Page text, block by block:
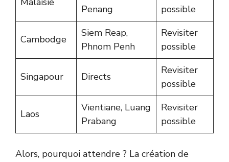
Penang
possible
Cambodge
Siem Reap,
Phnom Penh
Revisiter
possible
Singapour Directs
Revisiter
possible
Laos
Vientiane, Luang
Prabang
Revisiter
possible
Alors, pourquoi attendre ? La création de